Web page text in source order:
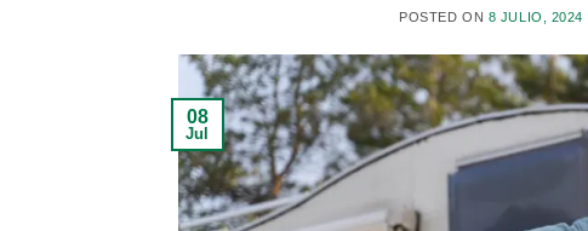
POSTED ON 8 JULIO, 2024
08
Jul